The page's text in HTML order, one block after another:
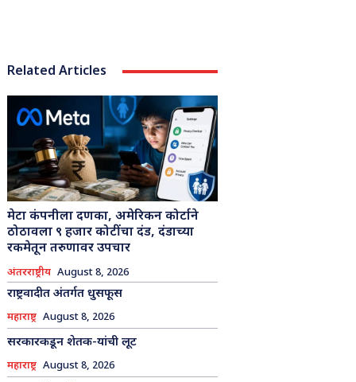
Related Articles
मेटा कंपनीला दणका, अमेरिकन कोर्टाने
ठोठावला ९ हजार कोटींचा दंड, दंडाच्या
रकमेतून तरुणावर उपचार
अंतरराष्ट्रीय August 8, 2026
राष्ट्रवादीत अंतर्गत धुसफूस
महाराष्ट्र August 8, 2026
सरकारकडून शेतक-यांची लूट
महाराष्ट्र August 8, 2026